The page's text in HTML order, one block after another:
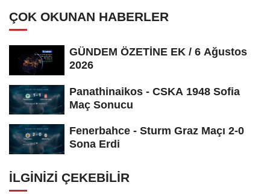
ÇOK OKUNAN HABERLER
GÜNDEM ÖZETİNE EK / 6 Ağustos
2026
Panathinaikos - CSKA 1948 Sofia
Maç Sonucu
Fenerbahce - Sturm Graz Maçı 2-0
Sona Erdi
İLGINIZI ÇEKEBILIR